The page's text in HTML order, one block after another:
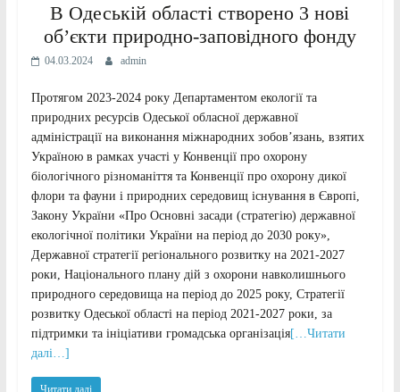
В Одеській області створено 3 нові
об’єкти природно-заповідного фонду
04.03.2024 admin
Протягом 2023-2024 року Департаментом екології та
природних ресурсів Одеської обласної державної
адміністрації на виконання міжнародних зобов’язань, взятих
Україною в рамках участі у Конвенції про охорону
біологічного різноманіття та Конвенції про охорону дикої
флори та фауни і природних середовищ існування в Європі,
Закону України «Про Основні засади (стратегію) державної
екологічної політики України на період до 2030 року»,
Державної стратегії регіонального розвитку на 2021-2027
роки, Національного плану дій з охорони навколишнього
природного середовища на період до 2025 року, Стратегії
розвитку Одеської області на період 2021-2027 роки, за
підтримки та ініціативи громадська організація[…Читати
далі…]
Читати далі